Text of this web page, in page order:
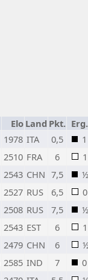
Elo Land Pkt. Erg.
1978 ITA 0,5
1
2510 FRA 6
1
2543 CHN 7,5
½
2527 RUS 6,5
0
2508 RUS 7,5
½
2543 EST 6
1
2479 CHN 6
2585 IND 7
0